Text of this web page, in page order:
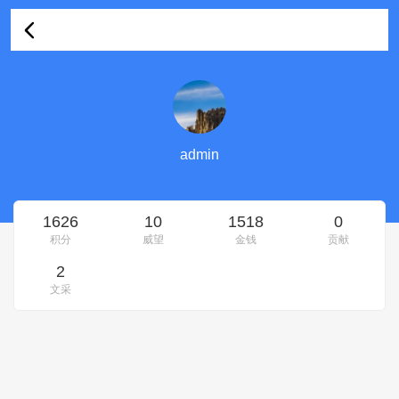
admin的资料
admin
1626
积分
10
威望
1518
金钱
0
贡献
2
文采